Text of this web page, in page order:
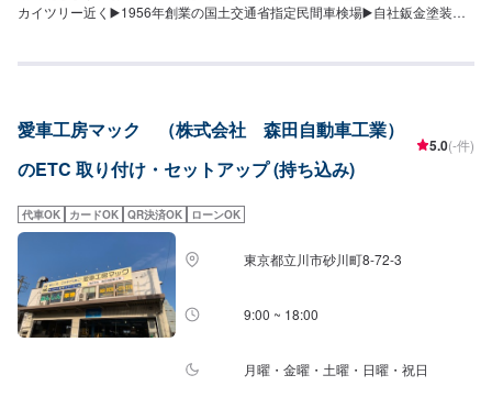
カイツリー近く▶️1956年創業の国土交通省指定民間車検場▶️自社鈑金塗装工
お任せください！「お車のかかりつけ医」としてぜひ当社をご利用くださ
り貸出できかねる場合がございます。【パーツについて】パーツ持ち込み・
販売可能！持ち込み希望の方▶️オファーにてお車とパーツの詳細をお送りく
ださい。ご購入希望の方▶️オファーにて車種情報をお送りください。
愛車工房マック （株式会社 森田自動車工業）
のETC 取り付け・セットアップ (持ち込み)
5.0(-件)
代車OK カードOK QR決済OK ローンOK
東京都立川市砂川町8-72-3
9:00 ~ 18:00
月曜・金曜・土曜・日曜・祝日